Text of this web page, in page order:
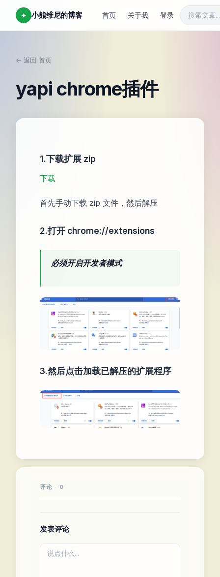
✦ 小熊维尼的博客 首页 关于我 登录
← 返回 首页
yapi chrome插件
1.下载扩展 zip
下载
首先手动下载 zip 文件，然后解压
2.打开 chrome://extensions
必须开启开发者模式
3.然后点击加载已解压的扩展程序
评论 · 0
发表评论